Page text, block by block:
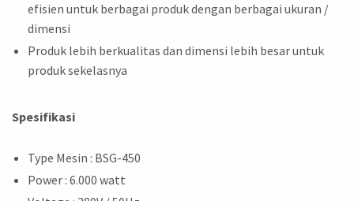
efisien untuk berbagai produk dengan berbagai ukuran /
dimensi
Produk lebih berkualitas dan dimensi lebih besar untuk
produk sekelasnya
Spesifikasi
Type Mesin : BSG-450
Power : 6.000 watt